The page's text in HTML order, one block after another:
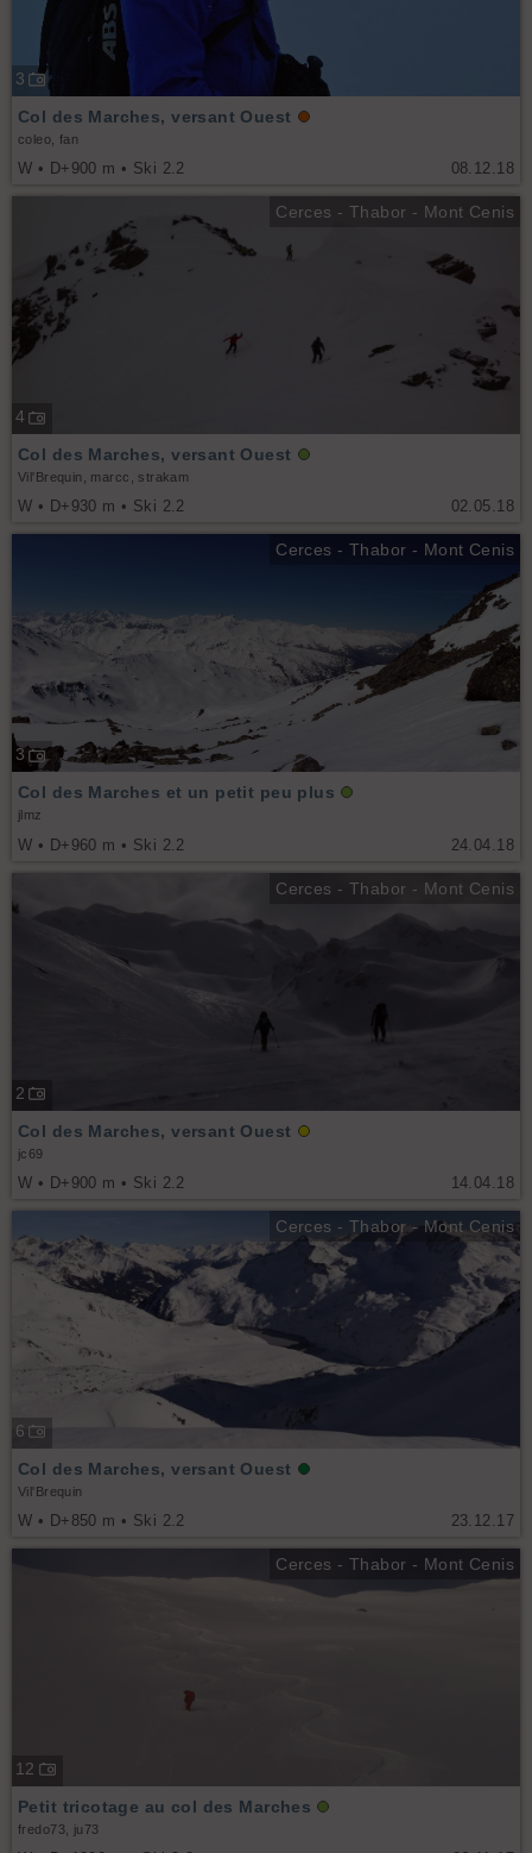
3
08.12.18
Col des Marches, versant Ouest
coleo, fan
W • D+900 m • Ski 2.2
Cerces - Thabor - Mont Cenis
4
02.05.18
Col des Marches, versant Ouest
Vil'Brequin, marcc, strakam
W • D+930 m • Ski 2.2
Cerces - Thabor - Mont Cenis
3
24.04.18
Col des Marches et un petit peu plus
jlmz
W • D+960 m • Ski 2.2
Cerces - Thabor - Mont Cenis
2
14.04.18
Col des Marches, versant Ouest
jc69
W • D+900 m • Ski 2.2
Cerces - Thabor - Mont Cenis
6
23.12.17
Col des Marches, versant Ouest
Vil'Brequin
W • D+850 m • Ski 2.2
Cerces - Thabor - Mont Cenis
12
Petit tricotage au col des Marches
fredo73, ju73